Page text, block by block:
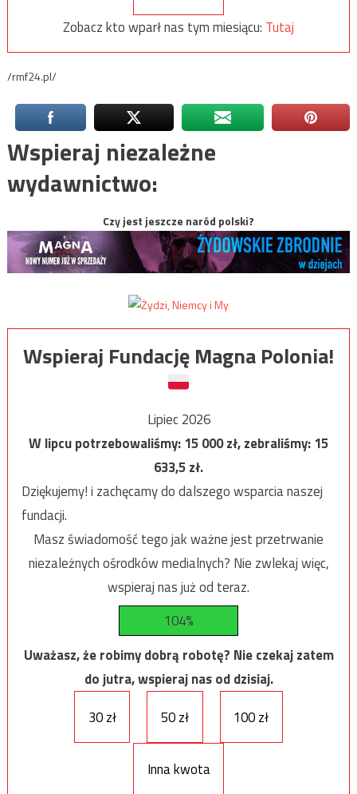
Zobacz kto wparł nas tym miesiącu: Tutaj
/rmf24.pl/
Wspieraj niezależne
wydawnictwo:
Czy jest jeszcze naród polski?
Wspieraj Fundację Magna Polonia!
Lipiec 2026
W lipcu potrzebowaliśmy:15 000zł, zebraliśmy:15
633,5zł.
Dziękujemy! i zachęcamy do dalszego wsparcia naszej
fundacji.
Masz świadomość tego jak ważne jest przetrwanie
niezależnych ośrodków medialnych? Nie zwlekaj więc,
wspieraj nas już od teraz.
104%
Uważasz, że robimy dobrą robotę? Nie czekaj zatem
do jutra, wspieraj nas od dzisiaj.
30 zł
50 zł 100 zł
Inna kwota